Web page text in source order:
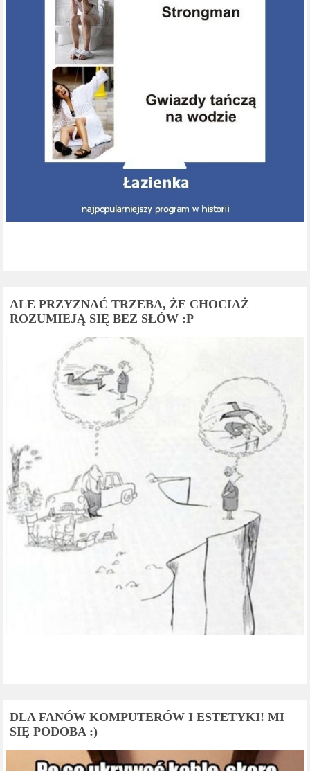
ALE PRZYZNAĆ TRZEBA, ŻE CHOCIAŻ
ROZUMIEJĄ SIĘ BEZ SŁÓW :P
DLA FANÓW KOMPUTERÓW I ESTETYKI! MI
SIĘ PODOBA :)